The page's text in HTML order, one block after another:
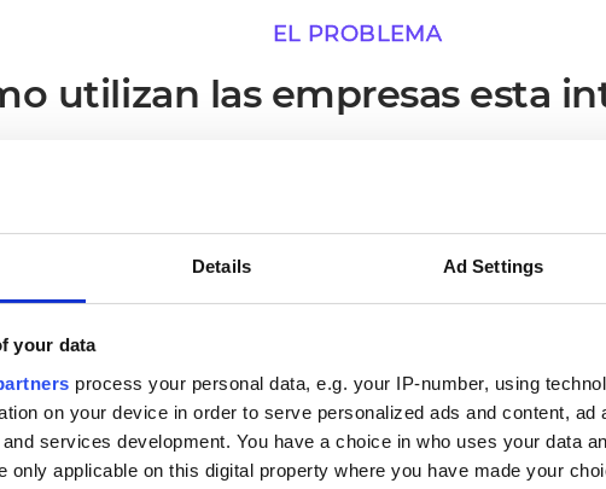
Details Ad Settings
your data
process your personal data, e.g. your IP-number, using
on your device in order to serve personalized ads and content, ad
services development. You have a choice in who uses your data
only applicable on this digital property where you have made your
EL PROBLEMA
utilizan las empresas esta
Los procesos se ejecutan sin
necesidad de intervención